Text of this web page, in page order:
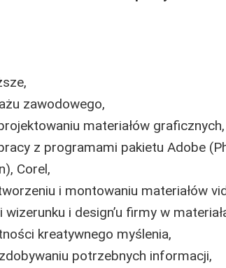
zawodowego,
materiałów graficznych,
z programami pakietu Adobe
Corel,
i montowaniu materiałów
i design’u firmy w
kreatywnego myślenia,
potrzebnych informacji,